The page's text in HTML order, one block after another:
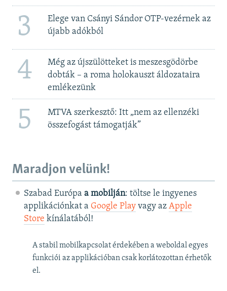
3
Elege van Csányi Sándor OTP-vezérnek az
újabb adókból
4
Még az újszülötteket is meszesgödörbe
dobták – a roma holokauszt áldozataira
emlékezünk
5
MTVA szerkesztő: Itt „nem az ellenzéki
összefogást támogatják”
Maradjon velünk!
Szabad Európa a mobilján: töltse le ingyenes
applikációnkat a Google Playvagy az Apple
Store kínálatából!
A stabil mobilkapcsolat érdekében a weboldal egyes
funkciói az applikációban csak korlátozottan érhetők
el.